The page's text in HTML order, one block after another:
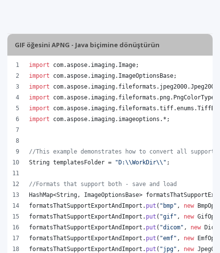
GIF öğesini APNG - Java biçimine dönüştürün
import com.aspose. imaging. Image;
import
com.aspose. imaging. ImageOptionsBase;
import
com.aspose. imaging. fileformats . jpeg2000.
import
com.aspose. imaging. fileformats . png. PngColorType
import
com.aspose. imaging. fileformats .tiff.enums .
import
com.aspose. imaging. imageoptions .*;
//This example demonstrates how to convert all
String templatesFolder = "D:\\WorkDir\\ " ;
//Formats that support both - save and load
HashMap<String , ImageOptionsBase>
formatsThatSupportExportAndImport . put ( "bmp" , new
formatsThatSupportExportAndImport . put ( "gif" , new
formatsThatSupportExportAndImport . put ( "dicom" , new
formatsThatSupportExportAndImport . put ( "emf" , new
formatsThatSupportExportAndImport . put ( "jpg" , new